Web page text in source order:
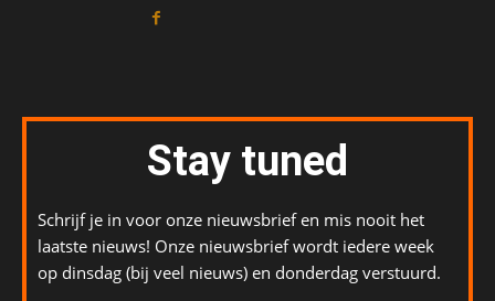
Stay tuned
Schrijf je in voor onze nieuwsbrief en mis nooit het
laatste nieuws! Onze nieuwsbrief wordt iedere week
op dinsdag (bij veel nieuws) en donderdag verstuurd.